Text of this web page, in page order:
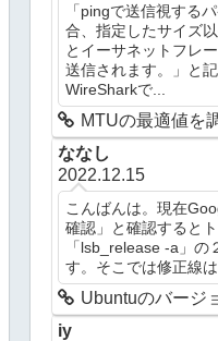
「pingで送信視する
合、指定したサイズ
とイーサネットフレ
送信されます。」と
WireSharkで...
MTUの最適値を
ななし
2022.12.15
こんばんは。現在
確認」と確認すると
「lsb_release -a」の
す。そこでは修正線は
Ubuntuのバージ
iy